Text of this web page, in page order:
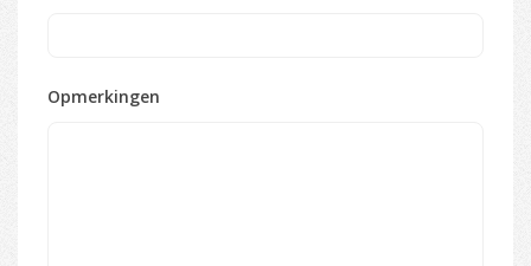
Opmerkingen